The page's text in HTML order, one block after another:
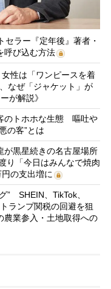
セラー『定年後』著者・
呼び込む方法
性は「ワンピースを着
なぜ「ジャケット」が
が解説》
のトホホな生態 嘔吐や
の客”とは
が黒星続きの名古屋場所
り「今日はみんなで焼肉
の支出増に
” SHEIN、TikTok、
ランプ関税の回避を狙
業参入・土地取得への